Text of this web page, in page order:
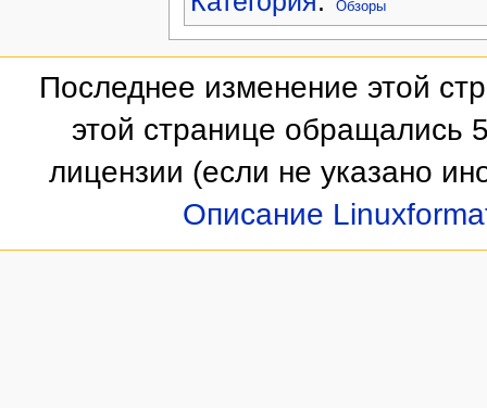
Обзоры
Последнее изменение этой
этой странице обращались
лицензии (если не указано
Описание